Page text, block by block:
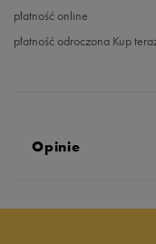
płatność online
płatność odroczona Kup
Opinie